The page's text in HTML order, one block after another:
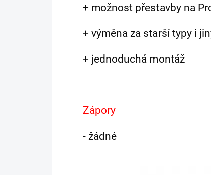
+ možnost přestavby na
+ výměna za starší typy i
+ jednoduchá montáž
Zápory
- žádné